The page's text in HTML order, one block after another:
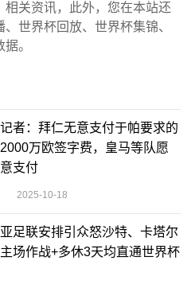
相关资讯，此外，您在本站还
世界杯回放、世界杯集锦、
。
记者：拜仁无意支付于帕要求的
2000万欧签字费，皇马等队愿
意支付
2025-10-18
亚足联安排引众怒沙特、卡塔尔
主场作战+多休3天均直通世界杯